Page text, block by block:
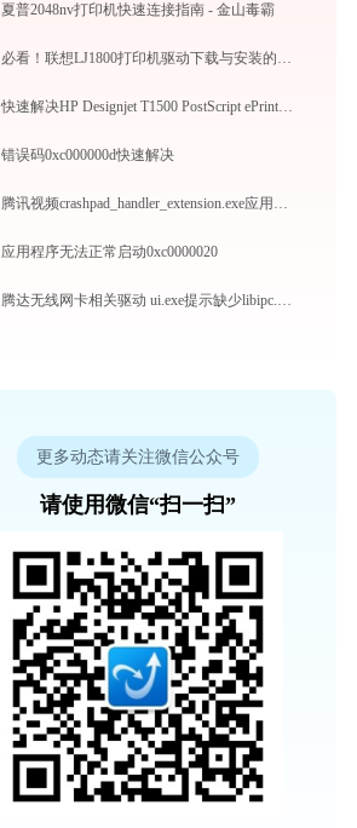
夏普2048nv打印机快速连接指南 - 金山毒霸
必看！联想LJ1800打印机驱动下载与安装的正确姿势
快速解决HP Designjet T1500 PostScript ePrinter打印机驱动安装问题，这篇文章告诉你方法
错误码0xc000000d快速解决
腾讯视频crashpad_handler_extension.exe应用程序错误0xc000009a解决方法
应用程序无法正常启动0xc0000020
腾达无线网卡相关驱动 ui.exe提示缺少libipc.dll文件的解决办法
更多动态请关注微信公众号
请使用微信“扫一扫”